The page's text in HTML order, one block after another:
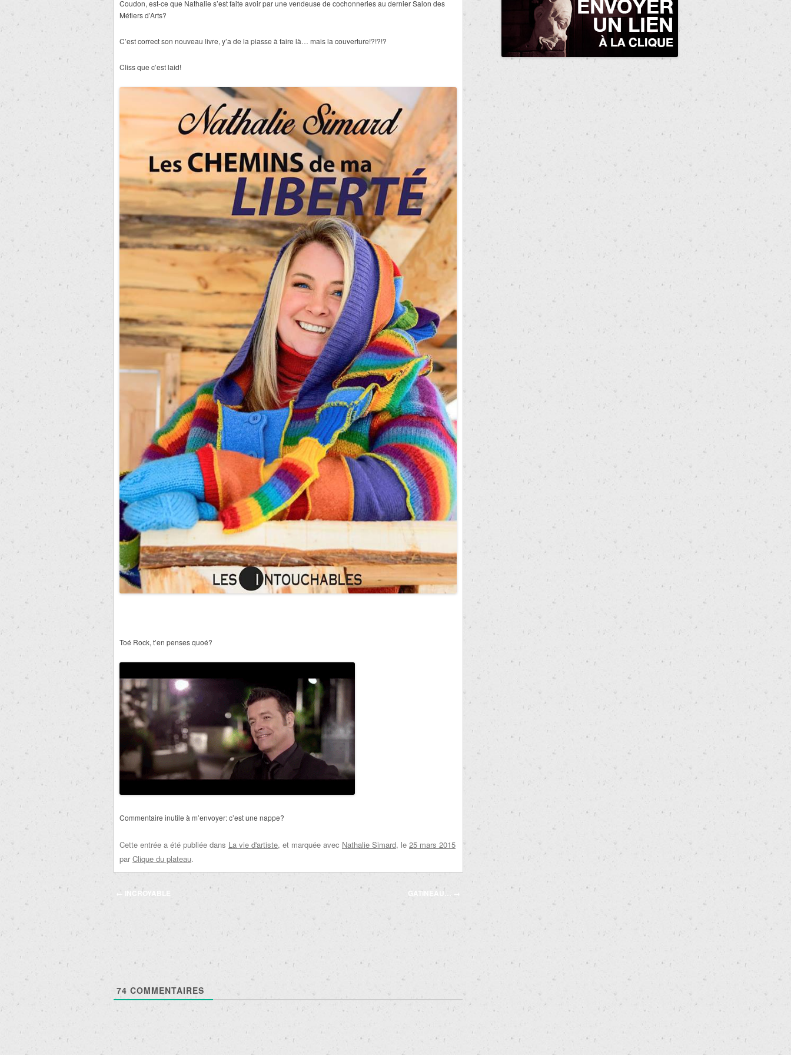
Coudon, est-ce que Nathalie s’est faite avoir par une vendeuse de cochonneries au dernier Salon des
Métiers d’Arts?
C’est correct son nouveau livre, y’a de la piasse à faire là… mais la couverture!?!?!?
Cliss que c’est laid!
Toé Rock, t’en penses quoé?
Commentaire inutile à m’envoyer: c’est une nappe?
Cette entrée a été publiée dans La vie d'artiste, et marquée avec Nathalie Simard, le 25 mars 2015
par Clique du plateau.
Navigation
← INCROYABLE GATINEAU… →
74 COMMENTAIRES